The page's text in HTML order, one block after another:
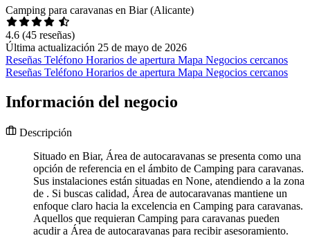
Camping para caravanas en Biar (Alicante)
4.6 (45 reseñas)
Última actualización 25 de mayo de 2026
Reseñas Teléfono Horarios de apertura Mapa Negocios cercanos
Reseñas Teléfono Horarios de apertura Mapa Negocios cercanos
Información del negocio
Descripción
Situado en Biar, Área de autocaravanas se presenta como una
opción de referencia en el ámbito de Camping para caravanas.
Sus instalaciones están situadas en None, atendiendo a la zona
de . Si buscas calidad, Área de autocaravanas mantiene un
enfoque claro hacia la excelencia en Camping para caravanas.
Aquellos que requieran Camping para caravanas pueden
acudir a Área de autocaravanas para recibir asesoramiento.